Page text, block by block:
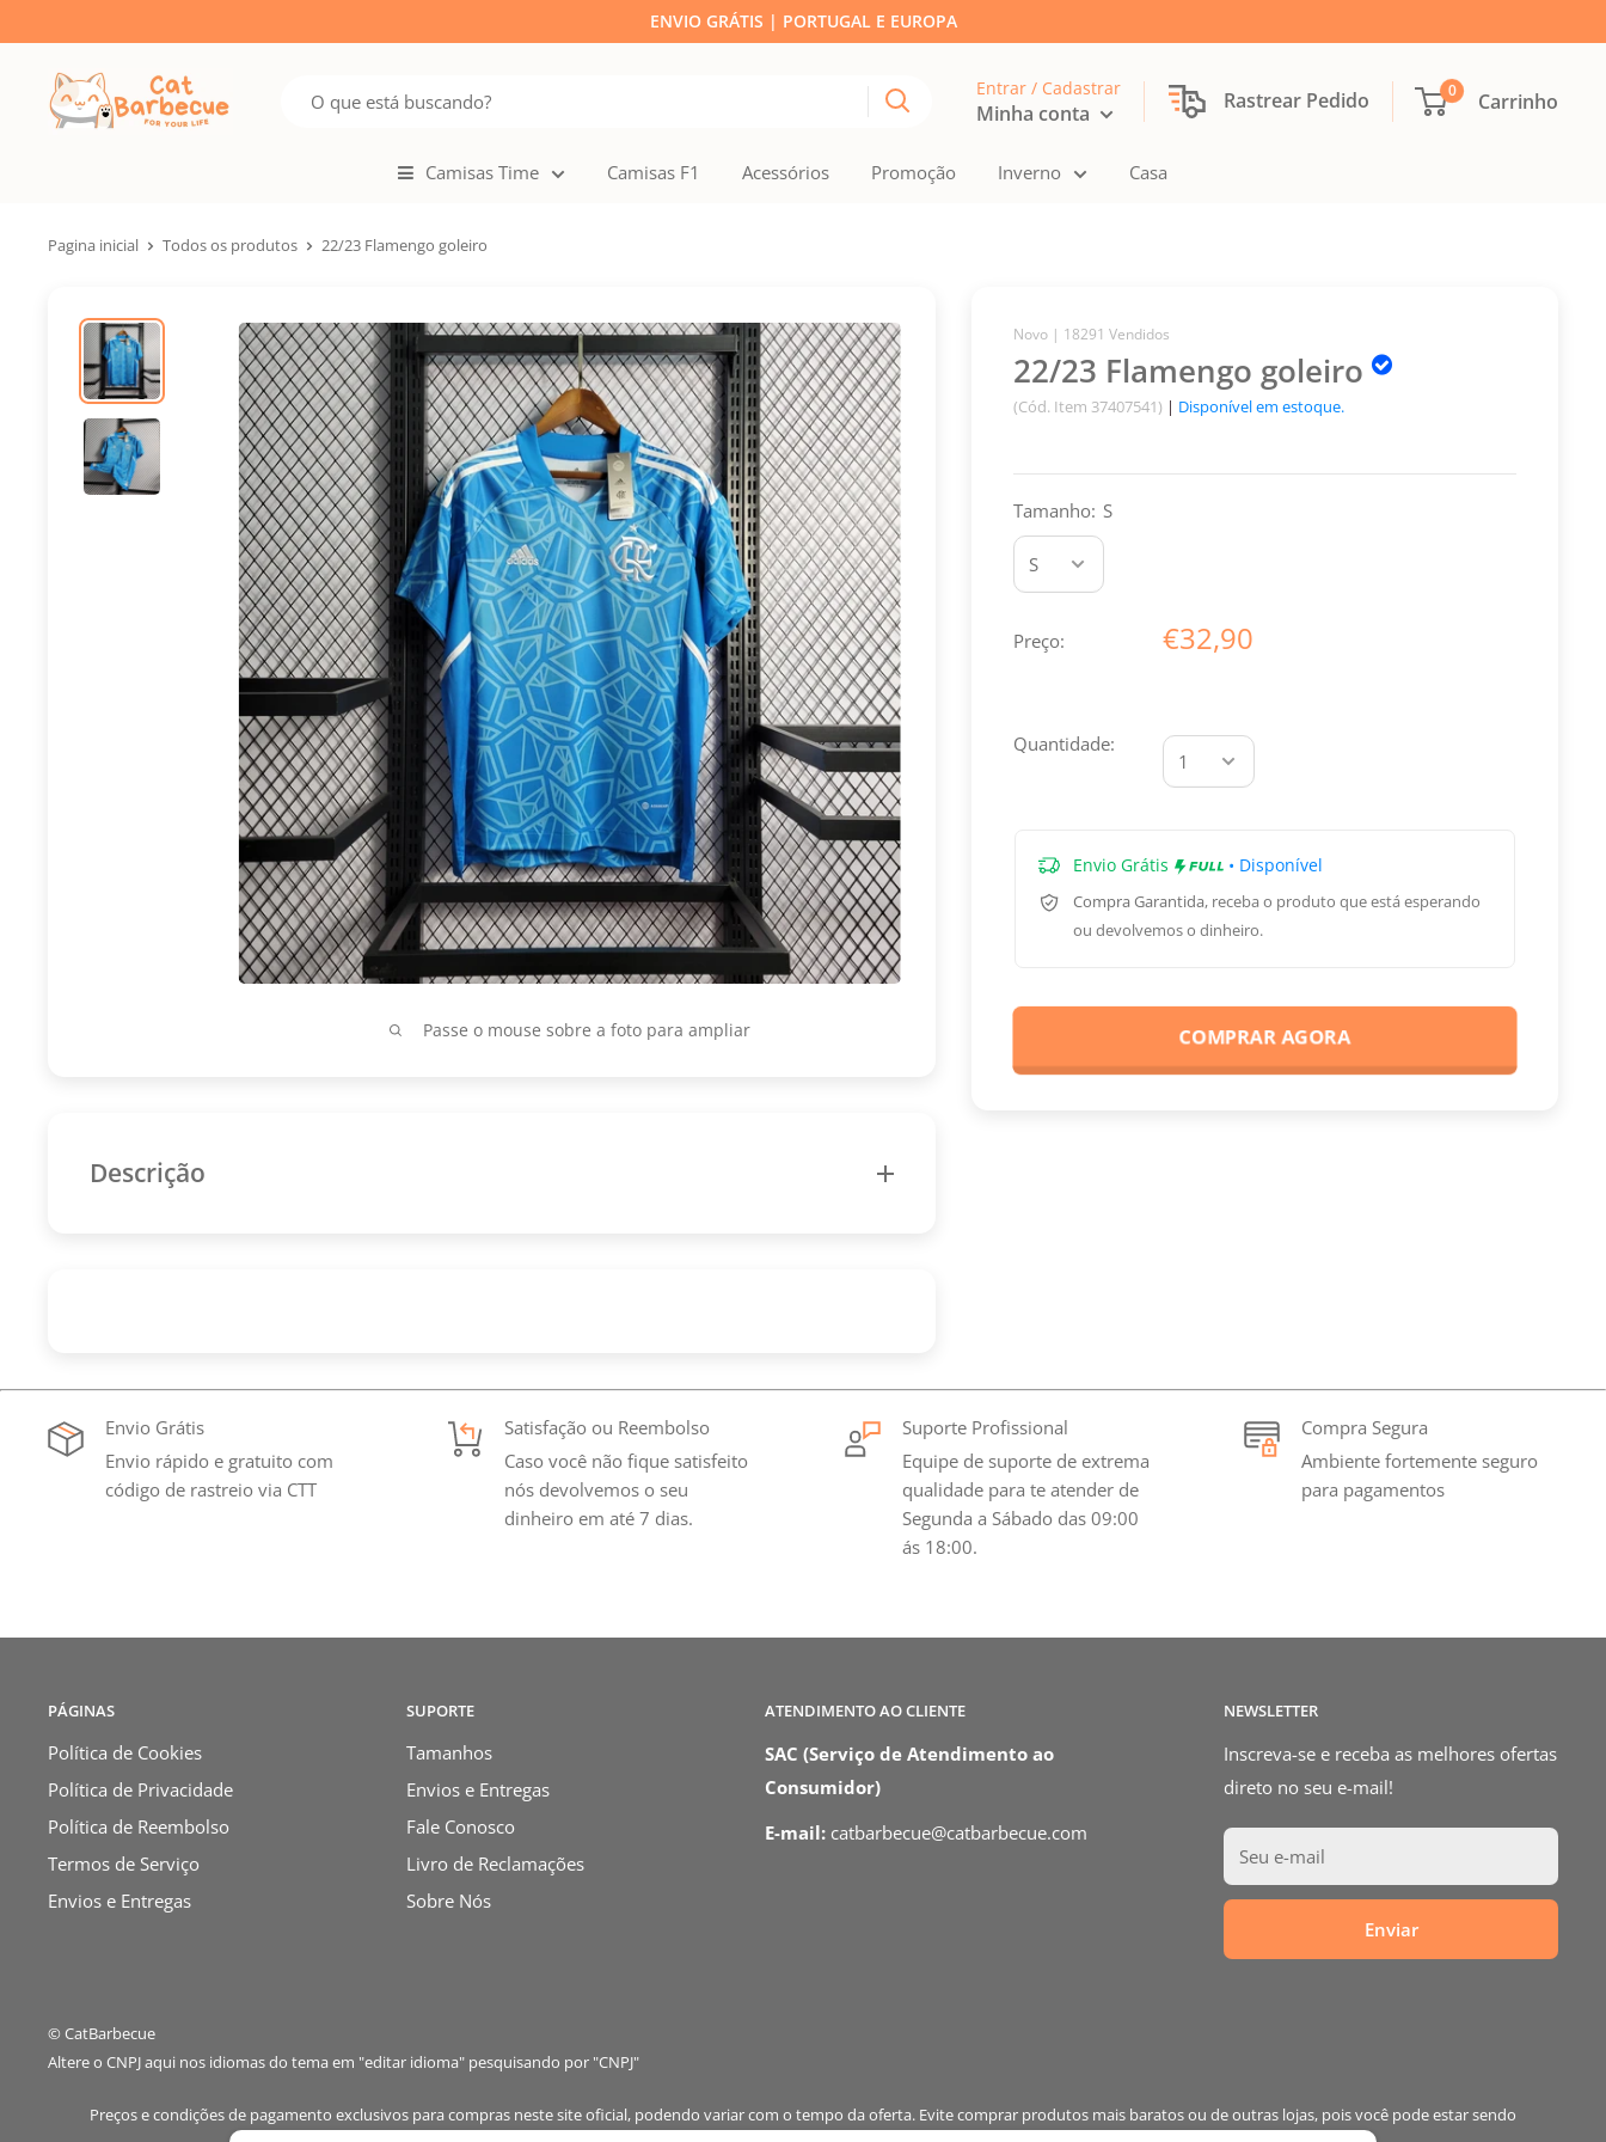
ENVIO GRÁTIS | PORTUGAL E EUROPA
Entrar / Cadastrar
Minha conta Rastrear Pedido 0 Carrinho
Camisas Time Camisas F1 Acessórios Promoção Inverno Casa
Pagina inicial Todos os produtos 22/23 Flamengo goleiro
Passe o mouse sobre a foto para ampliar
Novo | 18291 Vendidos
22/23 Flamengo goleiro
(Cód. Item 37407541) | Disponível em estoque.
Tamanho: S
Preço: €32,90
Quantidade:
Envio Grátis • Disponível
Compra Garantida, receba o produto que está esperando
ou devolvemos o dinheiro.
COMPRAR AGORA
Descrição
Desde a escolha do tecido até aos acabamentos finais, tudo é pensado para proporcionar um
excelente ajuste ao corpo e uma qualidade que se nota logo ao vestir.
Envio Grátis
Envio rápido e gratuito com
código de rastreio via CTT
Satisfação ou Reembolso
Caso você não fique satisfeito
nós devolvemos o seu
dinheiro em até 7 dias.
Suporte Profissional
Equipe de suporte de extrema
qualidade para te atender de
Segunda a Sábado das 09:00
ás 18:00.
Compra Segura
Ambiente fortemente seguro
para pagamentos
PÁGINAS
Política de Cookies
Política de Privacidade
Política de Reembolso
Termos de Serviço
Envios e Entregas
SUPORTE
Tamanhos
Envios e Entregas
Fale Conosco
Livro de Reclamações
Sobre Nós
ATENDIMENTO AO CLIENTE
SAC (Serviço de Atendimento ao
Consumidor)
E-mail: catbarbecue@catbarbecue.com
NEWSLETTER
Inscreva-se e receba as melhores ofertas
direto no seu e-mail!
Seu e-mail
Enviar
© CatBarbecue
Altere o CNPJ aqui nos idiomas do tema em "editar idioma" pesquisando por "CNPJ"
Preços e condições de pagamento exclusivos para compras neste site oficial, podendo variar com o tempo da oferta. Evite comprar produtos mais baratos ou de outras lojas, pois você pode estar sendo